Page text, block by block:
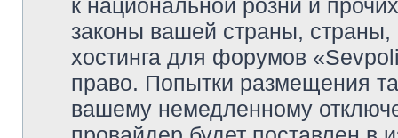
к национальной розни и
законы вашей страны, страны,
хостинга для форумов
право. Попытки размещения
вашему немедленному